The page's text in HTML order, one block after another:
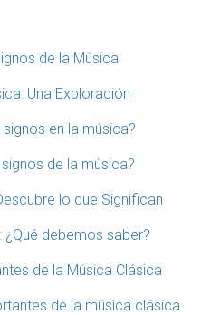
de la Música
Una Exploración
en la música?
de la música?
lo que Significan
debemos saber?
de la Música Clásica
de la música clásica